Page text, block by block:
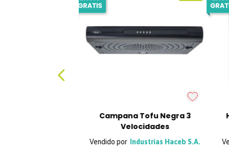
Campana Tofu Negra 3
Velocidades
Industrias Haceb S.A.